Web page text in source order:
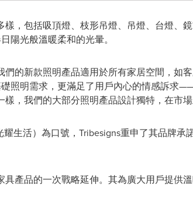
，包括吸頂燈、枝形吊燈、吊燈、台燈、
陽光般溫暖柔和的光暈。
們的新款照明產品適用於所有家居空間，如
照明需求，更滿足了用戶內心的情感訴求
，我們的大部分照明產品設計獨特，在市場
生活）為口號，Tribesigns重申了其品牌
產品的一次戰略延伸。其為廣大用戶提供